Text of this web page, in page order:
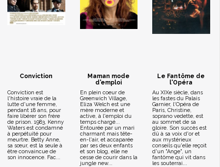
Conviction
Conviction est
l'histoire vraie de la
lutte d'une femme,
pendant 18 ans, pour
faire libérer son frère
de prison. 1983, Kenny
Waters est condamné
à perpétuité pour
meurtre. Betty Anne,
sa sœur, est la seule à
être convaincue de
son innocence. Fac...
Maman mode
d'emploi
En plein coeur de
Greenwich Village,
Eliza Welch est une
mère moderne et
active, à l'emploi du
temps chargé...
Entourée par un mari
charmant mais tête-
en-l'air, et accaparée
par ses deux enfants
et son blog, elle ne
cesse de courir dans la
jungle new...
Le Fantôme de
l'Opéra
Au XIXe siècle, dans
les fastes du Palais
Garnier, l'Opéra de
Paris, Christine,
soprano vedette, est
au sommet de sa
gloire. Son succès est
dû à sa voix d'or et
aux mystérieux
conseils qu'elle reçoit
d'un "Ange", un
fantôme qui vit dans
les souterrai...